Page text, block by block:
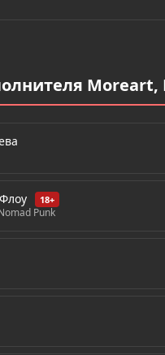
Moreart,
18+
Punk